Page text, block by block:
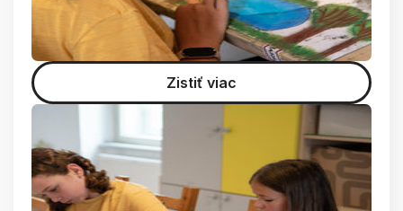
Zistiť viac